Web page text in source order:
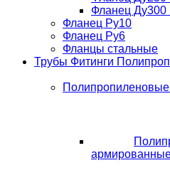
Фланец Ду300
Фланец Ру10
Фланец Ру6
Фланцы стальные
Трубы Фитинги